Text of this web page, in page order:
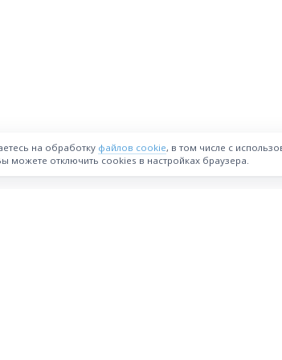
на обработку файлов cookie, в том числе с
можете отключить cookies в настройках браузера.